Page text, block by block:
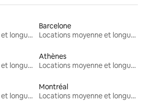
Locations moyenne et longue durée
Barcelone
Locations moyenne et longue durée
Locations moyenne et longue durée
Athènes
Locations moyenne et longue durée
Locations moyenne et longue durée
Montréal
Locations moyenne et longue durée